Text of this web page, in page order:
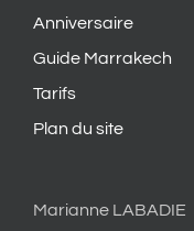
Anniversaire
Guide Marrakech
Tarifs
Plan du site
Marianne LABADIE